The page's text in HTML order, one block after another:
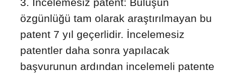
özgünlüğü tam olarak araştırılmayan bu
patent 7 yıl geçerlidir. İncelemesiz
patentler daha sonra yapılacak
başvurunun ardından incelemeli patente